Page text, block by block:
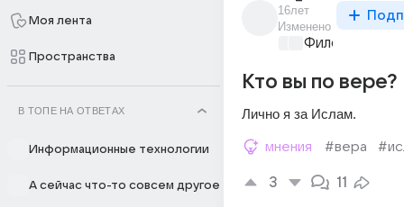
Моя лента
Пространства
В ТОПЕ НА ОТВЕТАХ
Информационные технологии
А сейчас что-то совсем другое
16лет
Изменено
Философский
Кто вы по вере?
Лично я за Ислам.
мнения #вера
3 11